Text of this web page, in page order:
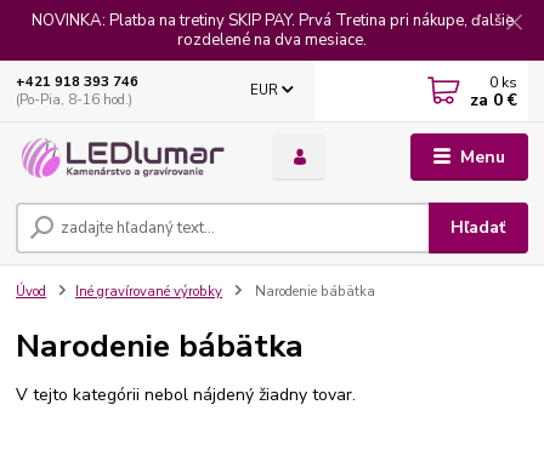
NOVINKA: Platba na tretiny SKIP PAY. Prvá Tretina pri nákupe, ďalšie
rozdelené na dva mesiace.
Menu
EUR
Hľadať
+421 918 393 746
(Po-Pia, 8-16 hod.)
0 ks
za 0 €
Úvod Iné gravírované výrobky Narodenie bábätka
Narodenie bábätka
V tejto kategórii nebol nájdený žiadny tovar.